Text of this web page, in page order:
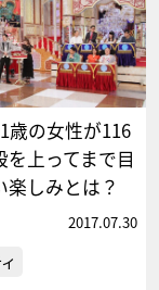
歳の女性が116
を上ってまで目
楽しみとは？
2017.07.30